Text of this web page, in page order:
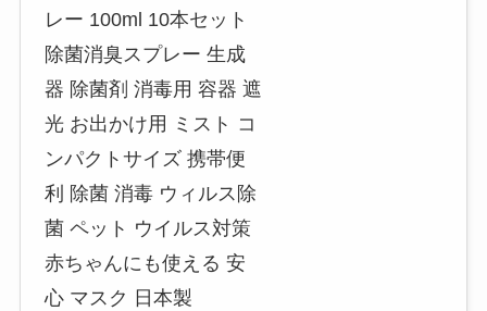
レー 100ml 10本セット
除菌消臭スプレー 生成
器 除菌剤 消毒用 容器 遮
光 お出かけ用 ミスト コ
ンパクトサイズ 携帯便
利 除菌 消毒 ウィルス除
菌 ペット ウイルス対策
赤ちゃんにも使える 安
心 マスク 日本製